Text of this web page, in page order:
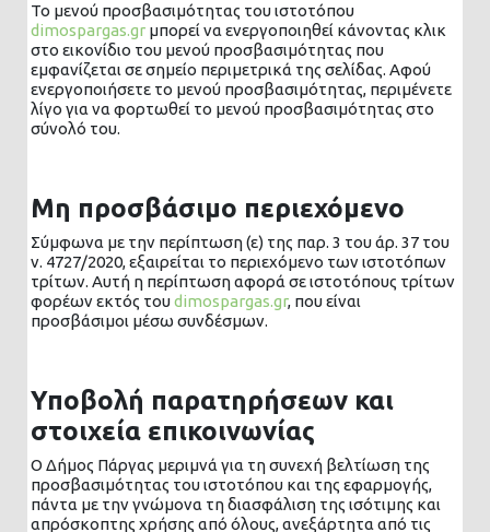
Το μενού προσβασιμότητας του ιστοτόπου
dimospargas.gr μπορεί να ενεργοποιηθεί κάνοντας κλικ
στο εικονίδιο του μενού προσβασιμότητας που
εμφανίζεται σε σημείο περιμετρικά της σελίδας. Αφού
ενεργοποιήσετε το μενού προσβασιμότητας, περιμένετε
λίγο για να φορτωθεί το μενού προσβασιμότητας στο
σύνολό του.
Μη προσβάσιμο περιεχόμενο
Σύμφωνα με την περίπτωση (ε) της παρ. 3 του άρ. 37 του
ν. 4727/2020, εξαιρείται το περιεχόμενο των ιστοτόπων
τρίτων. Αυτή η περίπτωση αφορά σε ιστοτόπους τρίτων
φορέων εκτός τουdimospargas.gr, που είναι
προσβάσιμοι μέσω συνδέσμων.
Υποβολή παρατηρήσεων και
στοιχεία επικοινωνίας
Ο Δήμος Πάργας μεριμνά για τη συνεχή βελτίωση της
προσβασιμότητας του ιστοτόπου και της εφαρμογής,
πάντα με την γνώμονα τη διασφάλιση της ισότιμης και
απρόσκοπτης χρήσης από όλους, ανεξάρτητα από τις